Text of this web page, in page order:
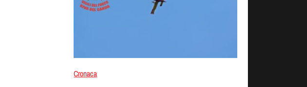
Cronaca